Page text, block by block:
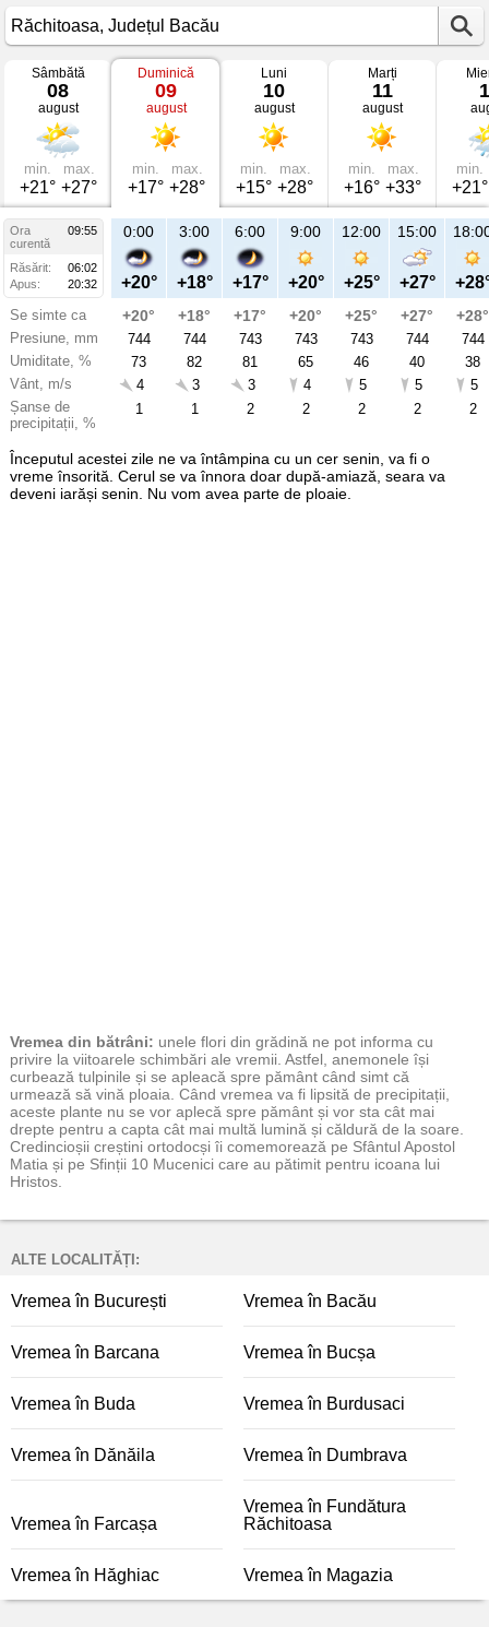
Vremea
Răchitoasa
mâine
Județul
Bacău
Sâmbătă
08
august
min.
+21°
max.
+27°
Duminică
09
august
min.
+17°
max.
+28°
Luni
10
august
min.
+15°
max.
+28°
Marți
11
august
min.
+16°
max.
+33°
min.
+21°
Ora
09:55
curentă
Răsărit:
06:02
Apus:
20:32
Se simte ca
Presiune, mm
Umiditate, %
Vânt, m/s
Șanse de
precipitații, %
21:00
+23°
+23°
744
65
5
14
Du
aug
0:00
+20°
+20°
744
73
4
1
3:00
+18°
+18°
744
82
3
1
6:00
+17°
+17°
743
81
3
2
9:00
+20°
+20°
743
65
4
2
12:00
+25°
+25°
743
46
5
2
15:00
+27°
+27°
744
40
5
2
+28°
744
38
5
2
Începutul acestei zile ne va întâmpina cu un cer senin, va fi o
vreme însorită. Cerul se va înnora doar după-amiază, seara va
deveni iarăși senin. Nu vom avea parte de ploaie.
Vremea din bătrâni: unele flori din grădină ne pot informa cu
privire la viitoarele schimbări ale vremii. Astfel, anemonele își
curbează tulpinile și se apleacă spre pământ când simt că
urmează să vină ploaia. Când vremea va fi lipsită de precipitații,
aceste plante nu se vor aplecă spre pământ și vor sta cât mai
drepte pentru a capta cât mai multă lumină și căldură de la soare.
Credincioșii creștini ortodocși îi comemorează pe Sfântul Apostol
Matia și pe Sfinții 10 Mucenici care au pătimit pentru icoana lui
Hristos.
ALTE LOCALITĂȚI:
Vremea în București Vremea în Bacău
Vremea în Barcana Vremea în Bucșa
Vremea în Buda Vremea în Burdusaci
Vremea în Dănăila Vremea în Dumbrava
Vremea în Farcașa
Vremea în Fundătura
Răchitoasa
Vremea în Hăghiac Vremea în Magazia